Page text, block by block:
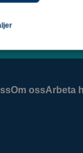
Om ossArbeta